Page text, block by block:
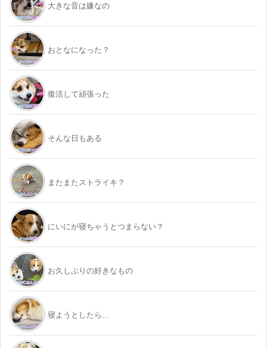
大きな音は嫌なの
おとなになった？
復活して頑張った
そんな日もある
またまたストライキ？
にいにが寝ちゃうとつまらない？
お久しぶりの好きなもの
寝ようとしたら…